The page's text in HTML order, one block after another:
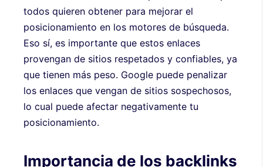
todos quieren obtener para mejorar el
posicionamiento en los motores de búsqueda.
Eso sí, es importante que estos enlaces
provengan de sitios respetados y confiables, ya
que tienen más peso. Google puede penalizar
los enlaces que vengan de sitios sospechosos,
lo cual puede afectar negativamente tu
posicionamiento.
Importancia de los backlinks